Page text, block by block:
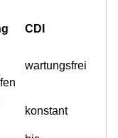
CDI
wartungsfrei
konstant